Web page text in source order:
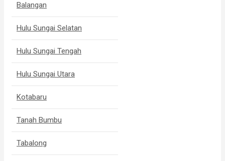
Balangan
Hulu Sungai Selatan
Hulu Sungai Tengah
Hulu Sungai Utara
Kotabaru
Tanah Bumbu
Tabalong